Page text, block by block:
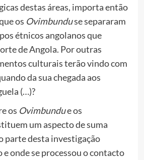
destas áreas, importa então
os Ovimbunduse separaram
étnicos angolanos que
de Angola. Por outras
culturais terão vindo com
da sua chegada aos
(…)?
os Ovimbundue os
um aspecto de suma
parte desta investigação
onde se processou o contacto